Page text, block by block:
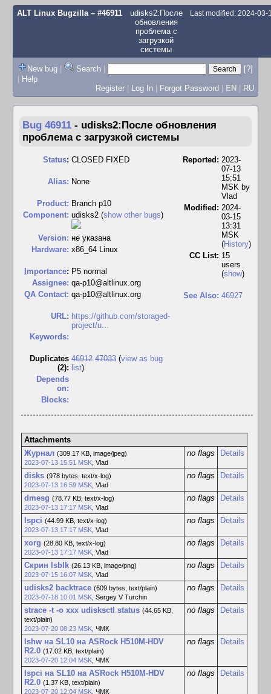
ALT Linux Bugzilla– #46911
udisks2:После
обновления
проблема с
загрузкой
системы
Last modified: 2024-03-
New bug | Search |
[?]
| Help
Register | Log In | Forgot Password | EN | RU
Bug 46911 - udisks2:После обновления
проблема с загрузкой системы
Status: CLOSED FIXED
Alias: None
Product: Branch p10
Component: udisks2 (show other bugs)
Version: не указана
Hardware: x86_64 Linux
mportance: P5 normal
Assignee: qa-p10@altlinux.org
QA Contact: qa-p10@altlinux.org
URL: https://github.com/storaged-
project/u...
Keywords:
Duplicates
(2):
46912 47033 (view as bug
list)
Depends
on:
Blocks:
Reported: 2023-
07-13
15:51
MSK by
Vlad
Modified: 2024-
03-15
13:31
MSK
(History)
CC List: 15
users
(show)
See Also: 46927
Attachments
Журнал (309.17 KB, image/jpeg)
2023-07-13 15:51 MSK, Vlad
no flags Details
disks (978 bytes, text/x-log)
2023-07-13 16:59 MSK, Vlad
no flags Details
dmesg (78.77 KB, text/x-log)
2023-07-13 17:17 MSK, Vlad
no flags Details
lspci (44.99 KB, text/x-log)
2023-07-13 17:17 MSK, Vlad
no flags Details
xorg (28.80 KB, text/x-log)
2023-07-13 17:17 MSK, Vlad
no flags Details
Скрин lsblk (26.13 KB, image/png)
2023-07-15 16:07 MSK, Vlad
no flags Details
udisks2 backtrace (609 bytes, text/plain)
2023-07-18 10:01 MSK, Sergey V Turchin
no flags Details
strace -t -o xxx udisksctl status (44.65 KB,
text/plain)
2023-07-20 08:23 MSK, ЧМК
no flags Details
lshw на SL10 на ASRock H510M-HDV
R2.0 (17.02 KB, text/plain)
2023-07-20 12:04 MSK, ЧМК
no flags Details
lspci на SL10 на ASRock H510M-HDV
R2.0 (1.37 KB, text/plain)
2023-07-20 12:04 MSK, ЧМК
no flags Details